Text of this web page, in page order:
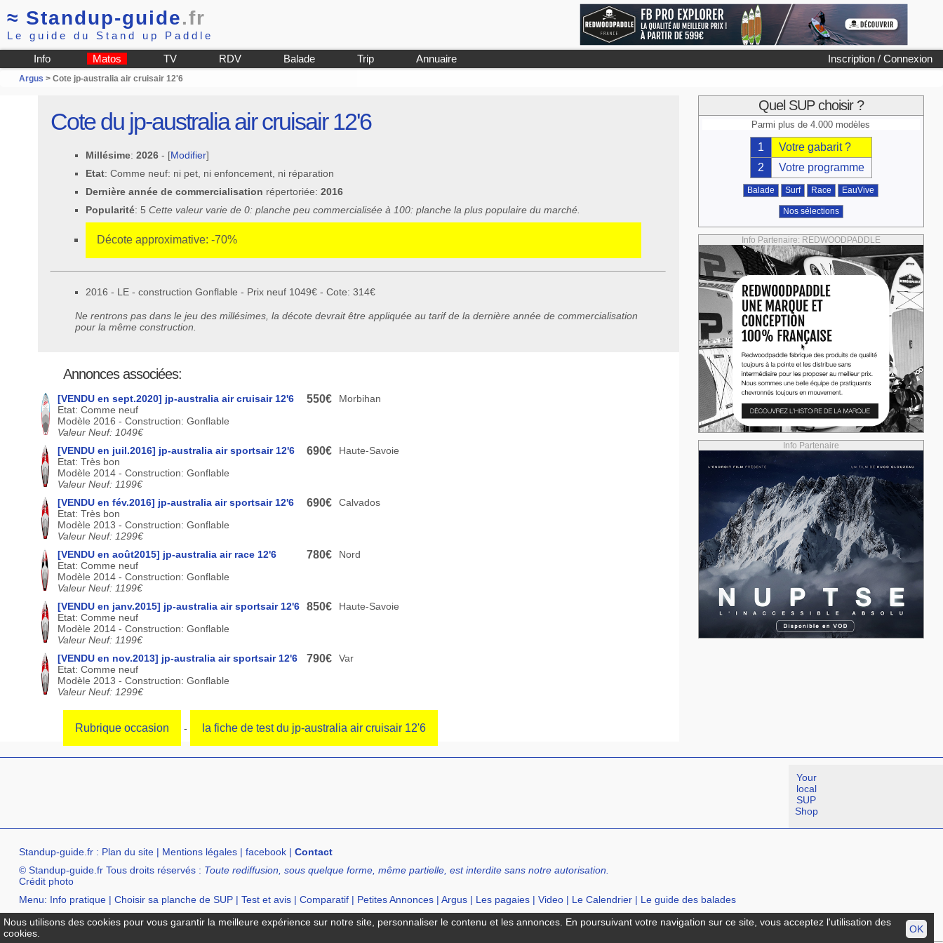
≈ Standup-guide.fr
Le guide du Stand up Paddle
Inscription / Connexion
Info Matos TV RDV Balade Trip Annuaire
Argus > Cote jp-australia air cruisair 12'6
Cote du jp-australia air cruisair 12'6
Millésime:2026 - [Modifier]
Etat: Comme neuf: ni pet, ni enfoncement, ni réparation
Dernière année de commercialisation répertoriée:2016
Popularité: 5Cette valeur varie de 0: planche peu commercialisée à 100: planche la plus populaire du marché.
Décote approximative: -70%
2016 - LE - construction Gonflable - Prix neuf 1049€ - Cote: 314€
Ne rentrons pas dans le jeu des millésimes, la décote devrait être appliquée au tarif de la dernière année de commercialisation
pour la même construction.
Annonces associées:
[VENDU en sept.2020] jp-australia air cruisair 12'6
Etat: Comme neuf
Modèle 2016 - Construction: Gonflable
Valeur Neuf: 1049€
550€ Morbihan
[VENDU en juil.2016] jp-australia air sportsair 12'6
Etat: Très bon
Modèle 2014 - Construction: Gonflable
Valeur Neuf: 1199€
690€ Haute-Savoie
[VENDU en fév.2016] jp-australia air sportsair 12'6
Etat: Très bon
Modèle 2013 - Construction: Gonflable
Valeur Neuf: 1299€
690€ Calvados
[VENDU en août2015] jp-australia air race 12'6
Etat: Comme neuf
Modèle 2014 - Construction: Gonflable
Valeur Neuf: 1199€
780€ Nord
[VENDU en janv.2015] jp-australia air sportsair 12'6
Etat: Comme neuf
Modèle 2014 - Construction: Gonflable
Valeur Neuf: 1199€
850€ Haute-Savoie
[VENDU en nov.2013] jp-australia air sportsair 12'6
Etat: Comme neuf
Modèle 2013 - Construction: Gonflable
Valeur Neuf: 1299€
790€ Var
Rubrique occasion - la fiche de test du jp-australia air cruisair 12'6
Quel SUP choisir ?
Parmi plus de 4.000 modèles
1
Votre gabarit ?
2
Votre programme
Balade Surf Race EauVive
Nos sélections
Info Partenaire: REDWOODPADDLE
Info Partenaire
Your
local
SUP
Shop
Standup-guide.fr: Plan du site| Mentions légales| facebook| Contact
© Standup-guide.fr Tous droits réservés : Toute rediffusion, sous quelque forme, même partielle, est interdite sans notre autorisation.
Crédit photo
Menu: Info pratique| Choisir sa planche de SUP| Test et avis| Comparatif| Petites Annonces| Argus| Les pagaies| Video| Le Calendrier| Le guide des balades
Annuaire :
SurfShop et Magasins pour acheter un SUP Points Location de SUP
Ecole de SUP
OK
Nous utilisons des cookies pour vous garantir la meilleure expérience sur notre site, personnaliser le contenu et les annonces. En poursuivant votre navigation sur ce site, vous acceptez l'utilisation des
cookies.